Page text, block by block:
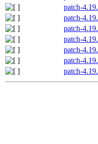
patch-
patch-
patch-
patch-
patch-
patch-
patch-